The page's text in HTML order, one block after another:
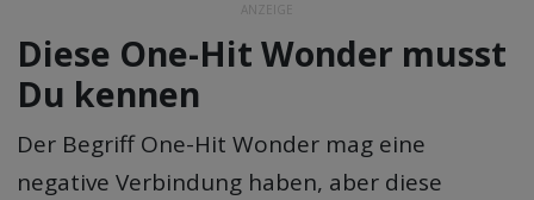
ANZEIGE
Diese One-Hit Wonder musst
Du kennen
Der Begriff One-Hit Wonder mag eine
negative Verbindung haben, aber diese